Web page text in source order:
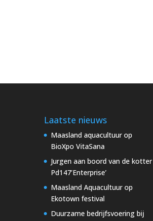
Laatste nieuws
Maasland aquacultuur op
BioXpo VitaSana
Jurgen aan boord van de kotter
Pd147’Enterprise’
Maasland Aquacultuur op
Ekotown festival
Duurzame bedrijfsvoering bij